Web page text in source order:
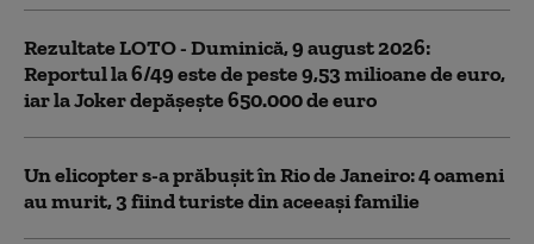
Rezultate LOTO - Duminică, 9 august 2026:
Reportul la 6/49 este de peste 9,53 milioane de euro,
iar la Joker depășește 650.000 de euro
Un elicopter s-a prăbușit în Rio de Janeiro: 4 oameni
au murit, 3 fiind turiste din aceeaşi familie